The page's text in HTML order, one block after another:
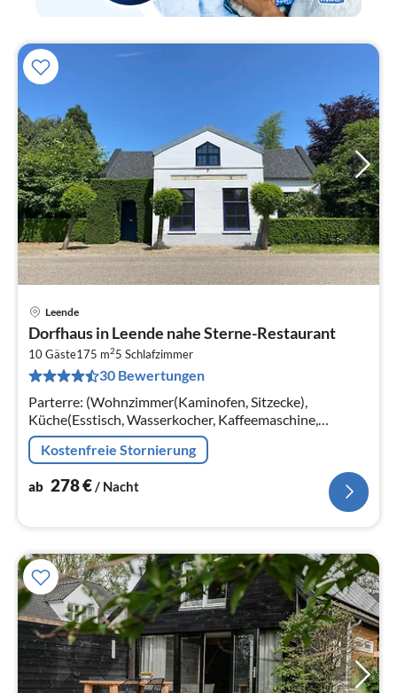
Leende
Dorfhaus in Leende nahe Sterne-Restaurant
10 Gäste175 m25 Schlafzimmer
30 Bewertungen
Parterre: (Wohnzimmer(Kaminofen, Sitzecke),
Küche(Esstisch, Wasserkocher, Kaffeemaschine,
Backofen, Kühlschrank, Tiefkühlschrank), Schlafzimmer
mit Badezimmer(Doppelbett)
Kostenfreie Stornierung
ab 278€/ Nacht